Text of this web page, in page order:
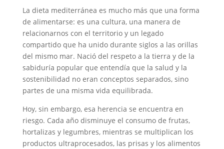
La dieta mediterránea es mucho más que una forma
de alimentarse: es una cultura, una manera de
relacionarnos con el territorio y un legado
compartido que ha unido durante siglos a las orillas
del mismo mar. Nació del respeto a la tierra y de la
sabiduría popular que entendía que la salud y la
sostenibilidad no eran conceptos separados, sino
partes de una misma vida equilibrada.
Hoy, sin embargo, esa herencia se encuentra en
riesgo. Cada año disminuye el consumo de frutas,
hortalizas y legumbres, mientras se multiplican los
productos ultraprocesados, las prisas y los alimentos